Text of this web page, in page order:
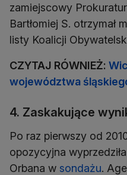
zamiejscowy
Bartłomiej S. otrzymał
listy Koalicji
CZYTAJ RÓWNIEŻ:
województwa
4. Zaskakujące
Po raz pierwszy od
opozycyjna
Orbana w sondażu.